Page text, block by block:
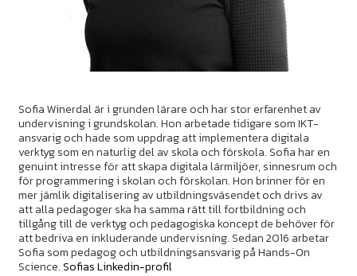
Sofia Winerdal är i grunden lärare och har stor erfarenhet av
undervisning i grundskolan. Hon arbetade tidigare som IKT-
ansvarig och hade som uppdrag att implementera digitala
verktyg som en naturlig del av skola och förskola. Sofia har en
genuint intresse för att skapa digitala lärmiljöer, sinnesrum och
för programmering i skolan och förskolan. Hon brinner för en
mer jämlik digitalisering av utbildningsväsendet och drivs av
att alla pedagoger ska ha samma rätt till fortbildning och
tillgång till de verktyg och pedagogiska koncept de behöver för
att bedriva en inkluderande undervisning. Sedan 2016 arbetar
Sofia som pedagog och utbildningsansvarig på Hands-On
Science.Sofias Linkedin-profil